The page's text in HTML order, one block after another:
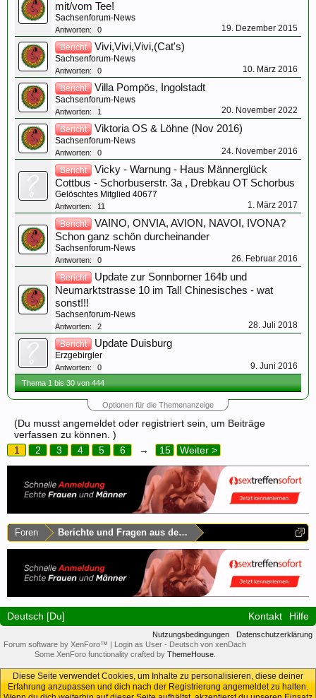
mit/vom Tee!
Sachsenforum-News
Antworten: 0 19. Dezember 2015
Bericht Vivi,Vivi,Vivi,(Cat's)
Sachsenforum-News
Antworten: 0 10. März 2016
Bericht Villa Pompös, Ingolstadt
Sachsenforum-News
Antworten: 1 20. November 2022
Bericht Viktoria OS & Löhne (Nov 2016)
Sachsenforum-News
Antworten: 0 24. November 2016
Bericht
Vicky - Warnung - Haus Männerglück
Cottbus - Schorbuserstr. 3a , Drebkau OT Schorbus
Gelöschtes Mitglied 40677
Antworten: 11 1. März 2017
Bericht
VAINO, ONVIA, AVION, NAVOI, IVONA?
Schon ganz schön durcheinander
Sachsenforum-News
Antworten: 0 26. Februar 2016
Bericht
Update zur Sonnborner 164b und
Neumarktstrasse 10 im Tal! Chinesisches - wat
sonst!!!
Sachsenforum-News
Antworten: 2 28. Juli 2018
Bericht Update Duisburg
Erzgebirgler
Antworten: 0 9. Juni 2016
Thema 1 bis 30 von 444
Optionen für die Themenanzeige
(Du musst angemeldet oder registriert sein, um Beiträge
verfassen zu können. )
1
2 3 4 5 6 → 15 Weiter >
Foren Berichte und Fragen aus dem Rest Deutschlands
Deutsch [Du] Kontakt Hilfe
Nutzungsbedingungen
Datenschutzerklärung
Forum software by XenForo™ | Login as User - Deutsch von xenDach
Some XenForo functionality crafted by ThemeHouse.
Diese Seite verwendet Cookies, um Inhalte zu personalisieren, diese deiner
Erfahrung anzupassen und dich nach der Registrierung angemeldet zu halten.